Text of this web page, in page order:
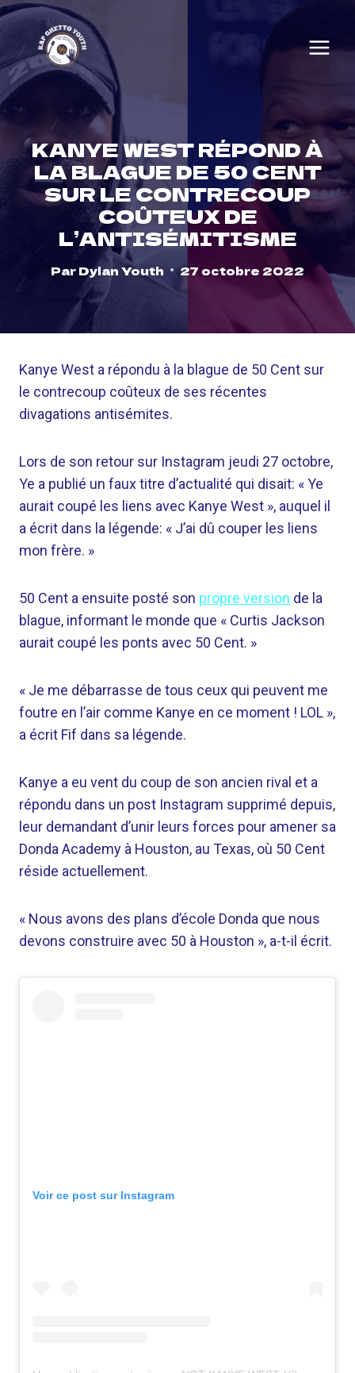
Skip
content
KANYE WEST RÉPOND À
LA BLAGUE DE 50 CENT
SUR LE CONTRECOUP
COÛTEUX DE
L’ANTISÉMITISME
ParDylan Youth 27 octobre 2022
Kanye West a répondu à la blague de 50 Cent sur
le contrecoup coûteux de ses récentes
divagations antisémites.
Lors de son retour sur Instagram jeudi 27 octobre,
Ye a publié un faux titre d’actualité qui disait: « Ye
aurait coupé les liens avec Kanye West », auquel il
a écrit dans la légende: « J’ai dû couper les liens
mon frère. »
50 Cent a ensuite posté son propre version de la
blague, informant le monde que « Curtis Jackson
aurait coupé les ponts avec 50 Cent. »
« Je me débarrasse de tous ceux qui peuvent me
foutre en l’air comme Kanye en ce moment ! LOL »,
a écrit Fif dans sa légende.
Kanye a eu vent du coup de son ancien rival et a
répondu dans un post Instagram supprimé depuis,
leur demandant d’unir leurs forces pour amener sa
Donda Academy à Houston, au Texas, où 50 Cent
réside actuellement.
« Nous avons des plans d’école Donda que nous
devons construire avec 50 à Houston », a-t-il écrit.
Voir ce post sur Instagram